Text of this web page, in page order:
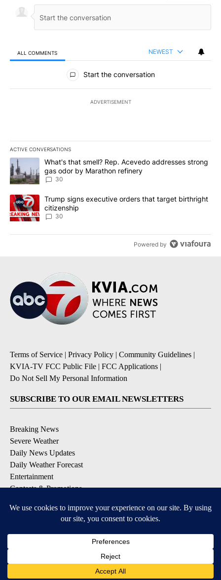
ALL COMMENTS NEWEST
All Comments
Start the conversation
ADVERTISEMENT
ACTIVE CONVERSATIONS
The following is a list of the most commented articles in the last
A trending article titled "What's that smell? Rep. Acevedo
What's that smell? Rep. Acevedo addresses strong
gas odor by Marathon refinery
30
A trending article titled "Trump signs executive orders that
Trump signs executive orders that target birthright
citizenship
30
Powered by
Terms of Service | Privacy Policy | Community Guidelines |
KVIA-TV FCC Public File | FCC Applications |
Do Not Sell My Personal Information
SUBSCRIBE TO OUR EMAIL NEWSLETTERS
Breaking News
Severe Weather
Daily News Updates
Daily Weather Forecast
Entertainment
Contests & Promotions
DOWNLOAD OUR APPS
Available for iOS and Android